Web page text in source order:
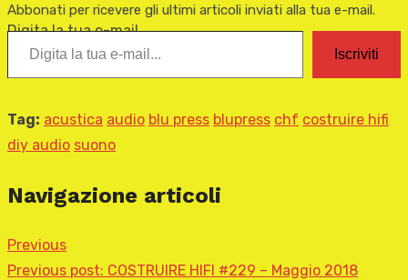
Abbonati per ricevere gli ultimi articoli inviati alla tua e-mail.
Digita la tua e-mail...
Iscriviti
Tag: acustica audio blu press blupress chf costruire hifi
diy audio suono
Navigazione articoli
Previous
Previous post: COSTRUIRE HIFI #229 – Maggio 2018